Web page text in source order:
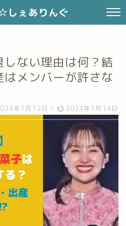
しぇありんぐ
ない理由は何？結
メンバーが許さな
年1月12日 / 2024年1月14日